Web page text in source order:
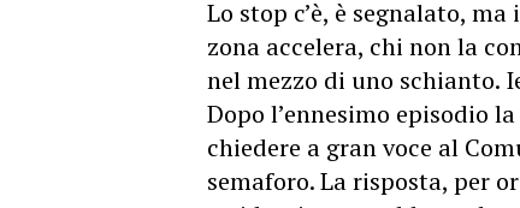
Lo stop c’è, è segnalato,
zona accelera, chi non la
nel mezzo di uno schianto.
Dopo l’ennesimo episodio
chiedere a gran voce al
semaforo. La risposta, per